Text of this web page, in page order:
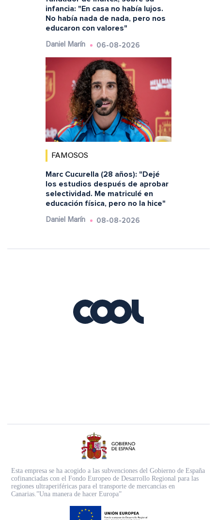
infancia: "En casa no había lujos.
No había nada de nada, pero nos
educaron con valores"
Daniel Marín 06-08-2026
FAMOSOS
Marc Cucurella (28 años): "Dejé
los estudios después de aprobar
selectividad. Me matriculé en
educación física, pero no la hice"
Daniel Marín 08-08-2026
Esta empresa se ha acogido a las subvenciones del Gobierno de España
cofinanciadas con el Fondo Europeo de Desarrollo Regional para las
regiones ultraperiféricas para el transporte de mercancías en
Canarias.”Una manera de hacer Europa”